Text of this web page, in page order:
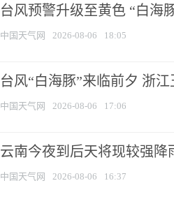
台风预警升级至黄色 “白海
中国天气网 2026-08-06 18:05
台风“白海豚”来临前夕 浙
中国天气网 2026-08-06 17:06
云南今夜到后天将现较强降
中国天气网 2026-08-06 16:37